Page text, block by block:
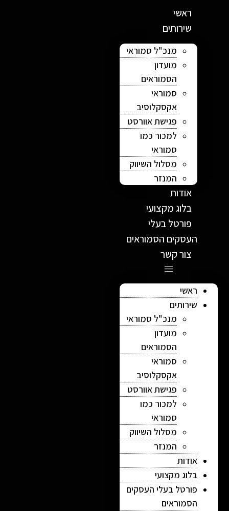
ראשי
שירותים
מנכ"ל סמוראי
מועדון
הסמוראים
סמוראי
אקסקלוסיב
פגישת אוורסט
למכור כמו
סמוראי
מסלול השיווק
המנזר
אודות
בלוג מקצועי
פורטל בעלי
העסקים הסמוראים
צור קשר
ראשי
שירותים
מנכ"ל סמוראי
מועדון
הסמוראים
סמוראי
אקסקלוסיב
פגישת אוורסט
למכור כמו
סמוראי
מסלול השיווק
המנזר
אודות
בלוג מקצועי
פורטל בעלי העסקים
הסמוראים